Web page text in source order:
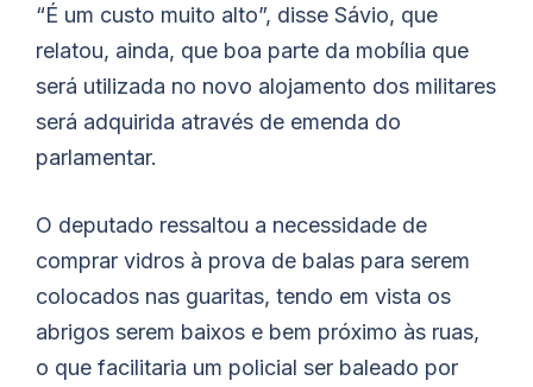
“É um custo muito alto”, disse Sávio, que
relatou, ainda, que boa parte da mobília que
será utilizada no novo alojamento dos militares
será adquirida através de emenda do
parlamentar.
O deputado ressaltou a necessidade de
comprar vidros à prova de balas para serem
colocados nas guaritas, tendo em vista os
abrigos serem baixos e bem próximo às ruas,
o que facilitaria um policial ser baleado por